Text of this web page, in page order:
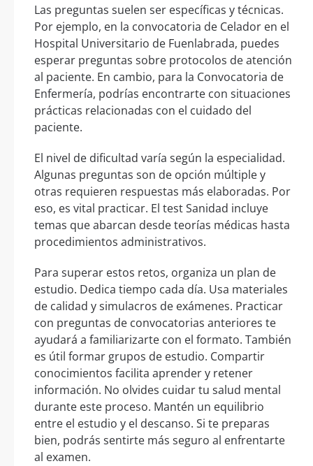
Las preguntas suelen ser específicas y técnicas.
Por ejemplo, en la convocatoria de Celador en el
Hospital Universitario de Fuenlabrada, puedes
esperar preguntas sobre protocolos de atención
al paciente. En cambio, para la Convocatoria de
Enfermería, podrías encontrarte con situaciones
prácticas relacionadas con el cuidado del
paciente.
El nivel de dificultad varía según la especialidad.
Algunas preguntas son de opción múltiple y
otras requieren respuestas más elaboradas. Por
eso, es vital practicar. El test Sanidad incluye
temas que abarcan desde teorías médicas hasta
procedimientos administrativos.
Para superar estos retos, organiza un plan de
estudio. Dedica tiempo cada día. Usa materiales
de calidad y simulacros de exámenes. Practicar
con preguntas de convocatorias anteriores te
ayudará a familiarizarte con el formato. También
es útil formar grupos de estudio. Compartir
conocimientos facilita aprender y retener
información. No olvides cuidar tu salud mental
durante este proceso. Mantén un equilibrio
entre el estudio y el descanso. Si te preparas
bien, podrás sentirte más seguro al enfrentarte
al examen.